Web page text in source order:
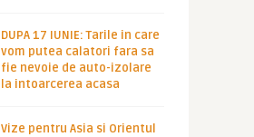
DUPA 17 IUNIE: Tarile in care
vom putea calatori fara sa
fie nevoie de auto-izolare
la intoarcerea acasa
Vize pentru Asia si Orientul